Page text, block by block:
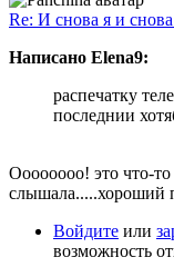
Re: И снова я и
Написано Elena9:
распечатку
последнии
Оооооооо! это что-
слышала.....хороший
Войдите или
возможность